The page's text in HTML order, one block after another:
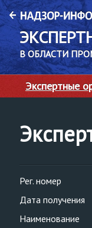
В ОБЛАСТИ
Экспертные
Рег. номер
Дата получения
Наименование